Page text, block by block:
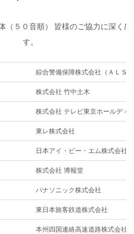
（５０音順） 皆様のご協力に深く
す。
綜合警備保障株式会社（ＡＬＳ
株式会社 竹中土木
株式会社 テレビ東京ホールディ
東レ株式会社
日本アイ・ビー・エム株式会社
株式会社 博報堂
パナソニック株式会社
東日本旅客鉄道株式会社
本州四国連絡高速道路株式会社